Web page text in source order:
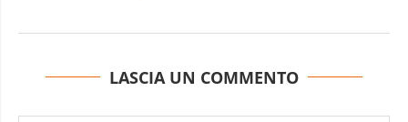
LASCIA UN COMMENTO